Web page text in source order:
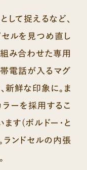
して捉えるなど、
セルを見つめ直し
組み合わせた専用
帯電話が入るマグ
新鮮な印象に。ま
ラーを採用するこ
ます(ボルドー・と
ランドセルの内張